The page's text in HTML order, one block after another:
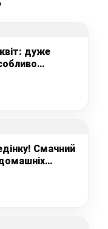
дуже
що
якого
Смачний
а